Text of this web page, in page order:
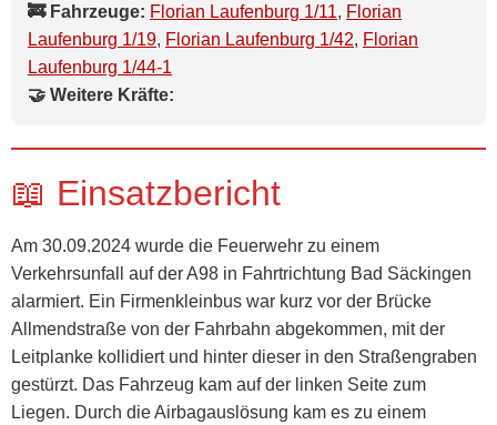
🚒 Fahrzeuge: Florian Laufenburg 1/11, Florian
Laufenburg 1/19, Florian Laufenburg 1/42, Florian
Laufenburg 1/44-1
🤝 Weitere Kräfte:
📖 Einsatzbericht
Am 30.09.2024 wurde die Feuerwehr zu einem
Verkehrsunfall auf der A98 in Fahrtrichtung Bad Säckingen
alarmiert. Ein Firmenkleinbus war kurz vor der Brücke
Allmendstraße von der Fahrbahn abgekommen, mit der
Leitplanke kollidiert und hinter dieser in den Straßengraben
gestürzt. Das Fahrzeug kam auf der linken Seite zum
Liegen. Durch die Airbagauslösung kam es zu einem